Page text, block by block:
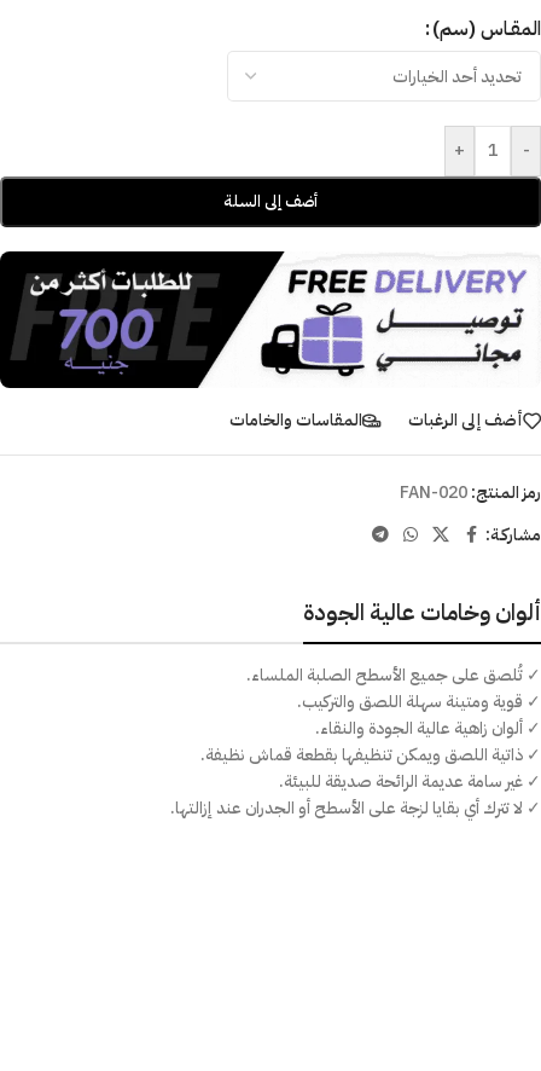
المقـاس (سم)
-
+
أضف إلى السلة
أضف إلى الرغبات المقاسات والخامات
رمز المنتج:FAN-020
مشاركـة:
ألوان وخامات عالية الجودة
✓ تُلصق على جميع الأسطح الصلبة الملساء.
✓ قوية ومتينة سهلة اللصق والتركيب.
✓ ألوان زاهية عالية الجودة والنقاء.
✓ ذاتية اللصق ويمكن تنظيفها بقطعة قماش نظيفة.
✓ غير سامة عديمة الرائحة صديقة للبيئة.
✓ لا تترك أي بقايا لزجة على الأسطح أو الجدران عند إزالتها.